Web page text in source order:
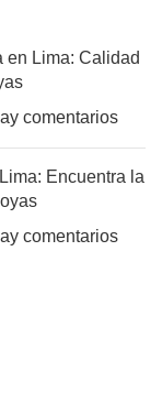
en Lima: Calidad
comentarios
Encuentra la
comentarios